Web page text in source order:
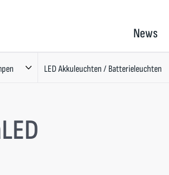
News
LED Akkuleuchten / Batterieleuchten